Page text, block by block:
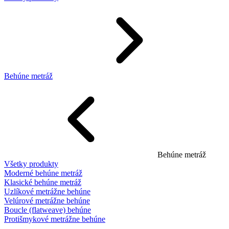
Behúne metráž
Behúne metráž
Všetky produkty
Moderné behúne metráž
Klasické behúne metráž
Uzlíkové metrážne behúne
Velúrové metrážne behúne
Boucle (flatweave) behúne
Protišmykové metrážne behúne